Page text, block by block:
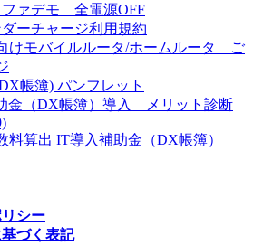
ファデモ 全電源OFF
ーチャージ利用規約
けモバイルルータ/ホームルータ ご
帳簿) パンフレット
金（DX帳簿）導入 メリット診断
料算出 IT導入補助金（DX帳簿）
シー
づく表記